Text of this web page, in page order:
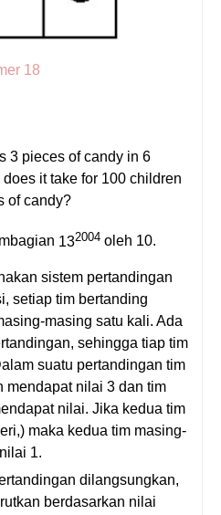
18
3 pieces of candy in 6
it take for 100 children
of candy?
132004 oleh 10.
sistem pertandingan
setiap tim bertanding
masing satu kali. Ada
sehingga tiap tim
suatu pertandingan tim
mendapat nilai 3 dan tim
nilai. Jika kedua tim
maka kedua tim masing-
1.
dilangsungkan,
berdasarkan nilai